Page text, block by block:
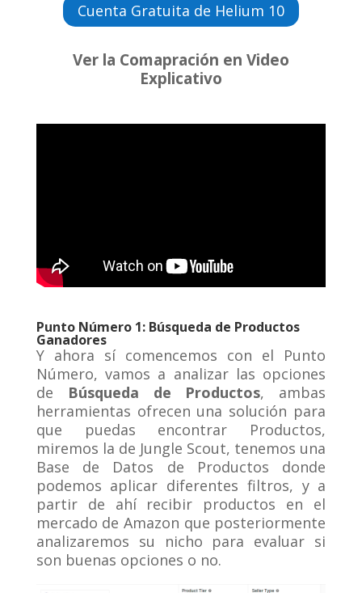
Cuenta Gratuita de Helium 10
Ver la Comapración en Video
Explicativo
Punto Número 1: Búsqueda de Productos
Ganadores
Y ahora sí comencemos con el Punto
Número, vamos a analizar las opciones
de Búsqueda de Productos, ambas
herramientas ofrecen una solución para
que puedas encontrar Productos,
miremos la de Jungle Scout, tenemos una
Base de Datos de Productos donde
podemos aplicar diferentes filtros, y a
partir de ahí recibir productos en el
mercado de Amazon que posteriormente
analizaremos su nicho para evaluar si
son buenas opciones o no.